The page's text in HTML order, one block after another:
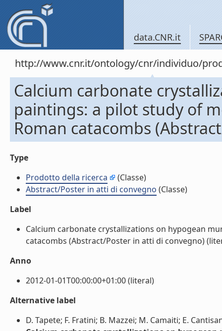
data.CNR.it
http://www.cnr.it/ontology/cnr/individuo/
Calcium carbonate
paintings: a pilot study of
Roman catacombs
Type
Prodotto della ricerca
(Classe)
Abstract/Poster in atti di convegno (Classe)
Label
Calcium carbonate crystallizations on hypogean
catacombs (Abstract/Poster in atti di convegno)
Anno
2012-01-01T00:00:00+01:00 (literal)
Alternative label
D. Tapete; F. Fratini; B. Mazzei; M. Camaiti; E.